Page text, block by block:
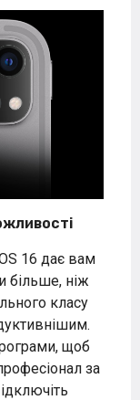
16 дає вам
більше, ніж
класу
щоб
за